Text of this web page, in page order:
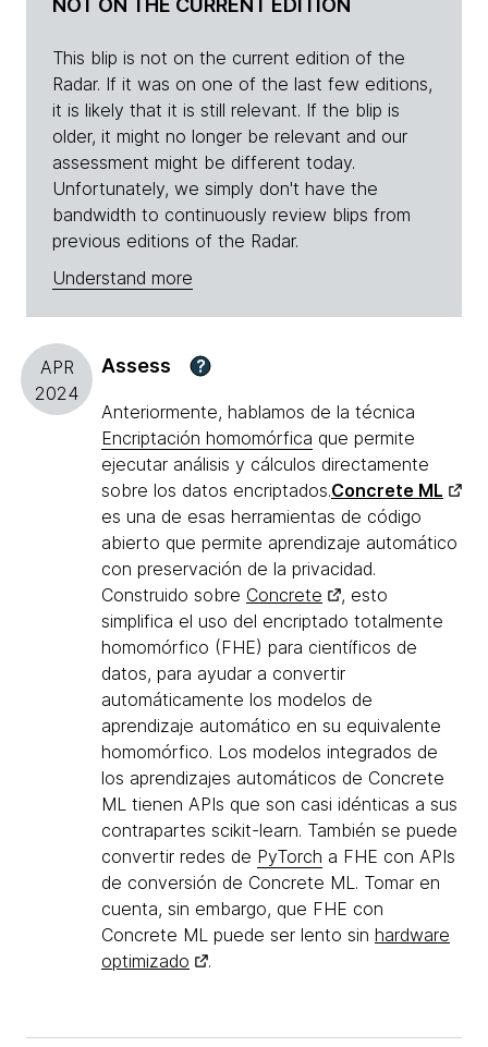
NOT ON THE CURRENT EDITION
This blip is not on the current edition of the
Radar. If it was on one of the last few editions,
it is likely that it is still relevant. If the blip is
older, it might no longer be relevant and our
assessment might be different today.
Unfortunately, we simply don't have the
bandwidth to continuously review blips from
previous editions of the Radar.
Understand more
APR
2024
Assess ?
Anteriormente, hablamos de la técnica
Encriptación homomórfica que permite
ejecutar análisis y cálculos directamente
sobre los datos encriptados.Concrete ML
es una de esas herramientas de código
abierto que permite aprendizaje automático
con preservación de la privacidad.
Construido sobre Concrete
, esto
simplifica el uso del encriptado totalmente
homomórfico (FHE) para científicos de
datos, para ayudar a convertir
automáticamente los modelos de
aprendizaje automático en su equivalente
homomórfico. Los modelos integrados de
los aprendizajes automáticos de Concrete
ML tienen APIs que son casi idénticas a sus
contrapartes scikit-learn. También se puede
convertir redes de PyTorch a FHE con APIs
de conversión de Concrete ML. Tomar en
cuenta, sin embargo, que FHE con
Concrete ML puede ser lento sin hardware
optimizado
.